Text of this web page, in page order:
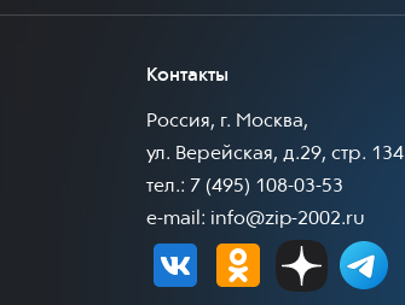
Контакты
Россия, г. Москва,
ул. Верейская, д.29, стр. 134
тел.: 7 (495) 108-03-53
e-mail: info@zip-2002.ru